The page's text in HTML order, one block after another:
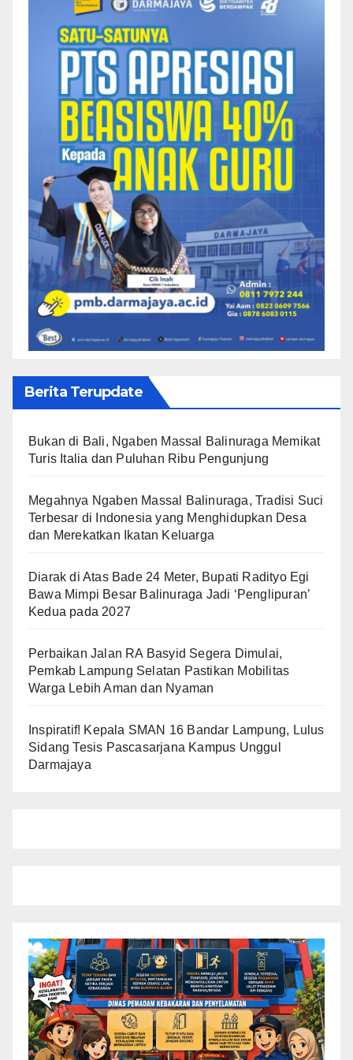
Berita Terupdate
Bukan di Bali, Ngaben Massal Balinuraga Memikat
Turis Italia dan Puluhan Ribu Pengunjung
Megahnya Ngaben Massal Balinuraga, Tradisi Suci
Terbesar di Indonesia yang Menghidupkan Desa
dan Merekatkan Ikatan Keluarga
Diarak di Atas Bade 24 Meter, Bupati Radityo Egi
Bawa Mimpi Besar Balinuraga Jadi ‘Penglipuran’
Kedua pada 2027
Perbaikan Jalan RA Basyid Segera Dimulai,
Pemkab Lampung Selatan Pastikan Mobilitas
Warga Lebih Aman dan Nyaman
Inspiratif! Kepala SMAN 16 Bandar Lampung, Lulus
Sidang Tesis Pascasarjana Kampus Unggul
Darmajaya